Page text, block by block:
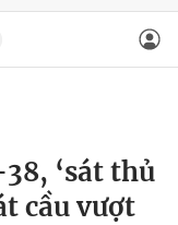
‘sát thủ
cầu vượt